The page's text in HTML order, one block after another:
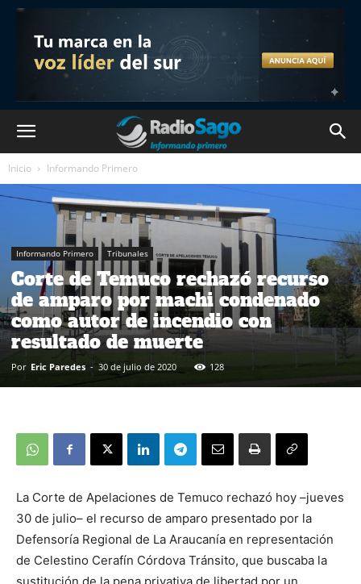
Inicio Informando Primero
Informando Primero Tribunales
Corte de Temuco rechazó recurso
de amparo por machi condenado
como autor de incendio con
resultado de muerte
Por Eric Paredes - 30 de julio de 2020 128
La Corte de Apelaciones de Temuco rechazó hoy –jueves
30 de julio– el recurso de amparo presentado por la
Defensoría Regional de La Araucanía en representación
de Celestino Cerafín Córdova Tránsito, que buscaba la